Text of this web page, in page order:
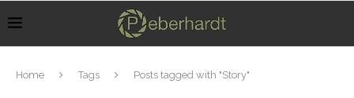
Home Tags Posts tagged with "Story"